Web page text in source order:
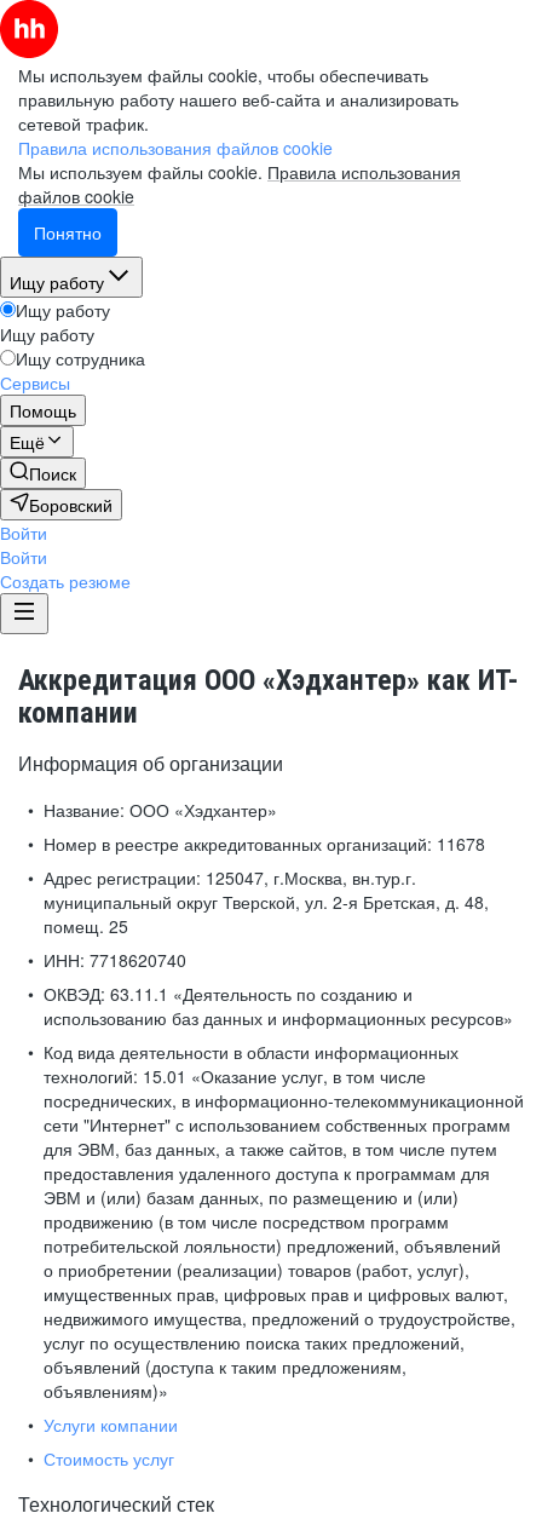
Мы используем файлы cookie, чтобы обеспечивать
правильную работу нашего веб-сайта и анализировать
сетевой трафик.
Правила использования файлов cookie
Мы используем файлы cookie. Правила использования
файлов cookie
Понятно
Ищу работу
Ищу работу
Ищу работу
Ищу сотрудника
Сервисы
Помощь
Ещё
Поиск
Боровский
Войти
Войти
Создать резюме
Аккредитация ООО «Хэдхантер» как ИТ-
компании
Информация об организации
Название: ООО «Хэдхантер»
Номер в реестре аккредитованных организаций: 11678
Адрес регистрации: 125047, г.Москва, вн.тур.г.
муниципальный округ Тверской, ул. 2-я Бретская, д. 48,
помещ. 25
ИНН: 7718620740
ОКВЭД: 63.11.1 «Деятельность по созданию и
использованию баз данных и информационных ресурсов»
Код вида деятельности в области информационных
технологий: 15.01 «Оказание услуг, в том числе
посреднических, в информационно-телекоммуникационной
сети "Интернет" с использованием собственных программ
для ЭВМ, баз данных, а также сайтов, в том числе путем
предоставления удаленного доступа к программам для
ЭВМ и (или) базам данных, по размещению и (или)
продвижению (в том числе посредством программ
потребительской лояльности) предложений, объявлений
о приобретении (реализации) товаров (работ, услуг),
имущественных прав, цифровых прав и цифровых валют,
недвижимого имущества, предложений о трудоустройстве,
услуг по осуществлению поиска таких предложений,
объявлений (доступа к таким предложениям,
объявлениям)»
Услуги компании
Стоимость услуг
Технологический стек